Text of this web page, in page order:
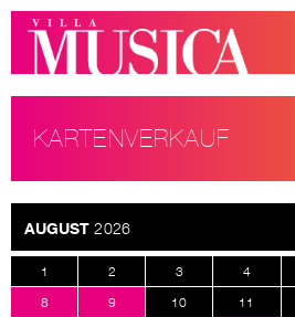
KARTENVERKAUF
AUGUST2026
1 2 3 4
8
9 10 11